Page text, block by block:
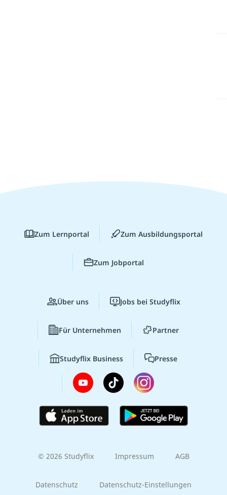
Zum Lernportal Zum Ausbildungsportal
Zum Jobportal
Über uns Jobs bei Studyflix
Für Unternehmen Partner
Studyflix Business Presse
© 2026 Studyflix Impressum AGB
Datenschutz Datenschutz-Einstellungen